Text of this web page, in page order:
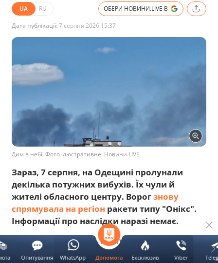
UA RU ОБЕРИ НОВИНИ.LIVE В
Дата публікації:7 серпня 2026 15:37
Дим в небі. Фото ілюстративне: Новини.LIVE
Зараз, 7 серпня, на Одещині пролунали
декілька потужних вибухів. Їх чули й
жителі обласного центру. Ворогзнову
спрямувала на регіон ракети типу "Онікс".
Інформації про наслідки наразі немає.
Про це повідомляють моніторингові канали,
передає
Новини.LIVE.
Допомога Ексклюзив Viber
Опитування WhatsApp